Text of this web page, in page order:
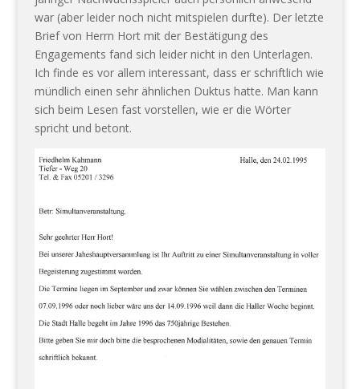
war (aber leider noch nicht mitspielen durfte). Der letzte
Brief von Herrn Hort mit der Bestätigung des
Engagements fand sich leider nicht in den Unterlagen.
Ich finde es vor allem interessant, dass er schriftlich wie
mündlich einen sehr ähnlichen Duktus hatte. Man kann
sich beim Lesen fast vorstellen, wie er die Wörter
spricht und betont.